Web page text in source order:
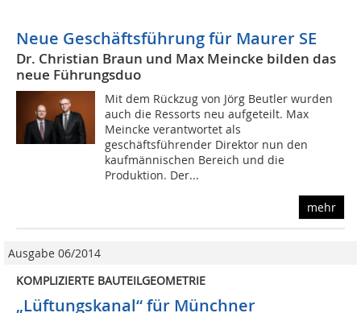
Neue Geschäftsführung für Maurer SE
Dr. Christian Braun und Max Meincke bilden das
neue Führungsduo
Mit dem Rückzug von Jörg Beutler wurden
auch die Ressorts neu aufgeteilt. Max
Meincke verantwortet als
geschäftsführender Direktor nun den
kaufmännischen Bereich und die
Produktion. Der...
mehr
Ausgabe 06/2014
KOMPLIZIERTE BAUTEILGEOMETRIE
„Lüftungskanal“ für Münchner